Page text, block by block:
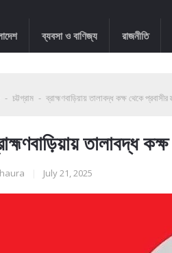
ব্যবসা ও বাণিজ্য রাজনীতি
- চট্টগ্রাম - ব্রাহ্মণবাড়িয়ায় তালাবদ্ধ কক্ষ থেকে প্রবাসীর
তালাবদ্ধ
July 21, 2025